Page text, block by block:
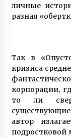
личные
разная
Так в
кризиса
корпорации,
то ли
автор
подростковой